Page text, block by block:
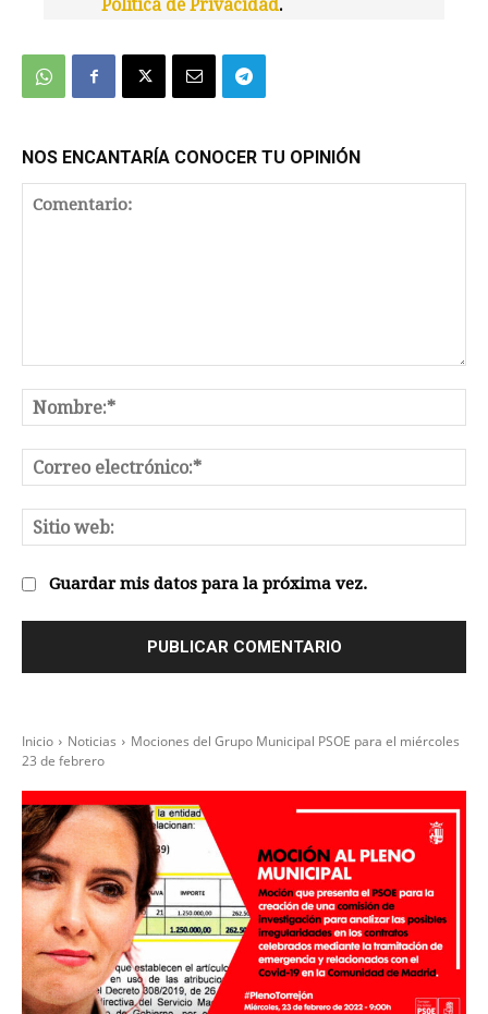
Política de Privacidad.
NOS ENCANTARÍA CONOCER TU OPINIÓN
Guardar mis datos para la próxima vez.